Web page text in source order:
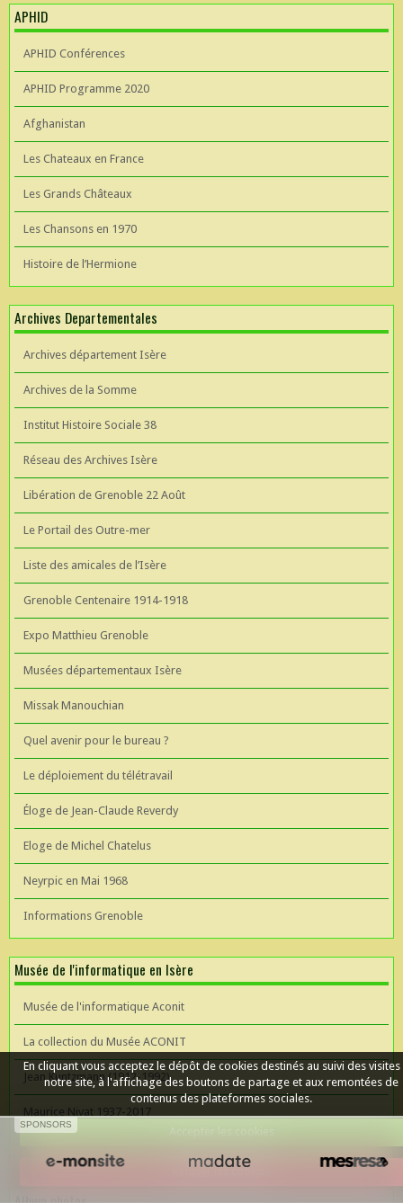
APHID
APHID Conférences
APHID Programme 2020
Afghanistan
Les Chateaux en France
Les Grands Châteaux
Les Chansons en 1970
Histoire de l’Hermione
Archives Departementales
Archives département Isère
Archives de la Somme
Institut Histoire Sociale 38
Réseau des Archives Isère
Libération de Grenoble 22 Août
Le Portail des Outre-mer
Liste des amicales de l’Isère
Grenoble Centenaire 1914-1918
Expo Matthieu Grenoble
Musées départementaux Isère
Missak Manouchian
Quel avenir pour le bureau ?
Le déploiement du télétravail
Éloge de Jean-Claude Reverdy
Eloge de Michel Chatelus
Neyrpic en Mai 1968
Informations Grenoble
Musée de l'informatique en Isère
Musée de l'informatique Aconit
La collection du Musée ACONIT
Jean Kuntzmann (1912-1992)
Maurice Nivat 1937-2017
SPONSORS
En cliquant vous acceptez le dépôt de cookies destinés au suivi des visites
notre site, à l'affichage des boutons de partage et aux remontées de
contenus des plateformes sociales.
Refuser les cookies